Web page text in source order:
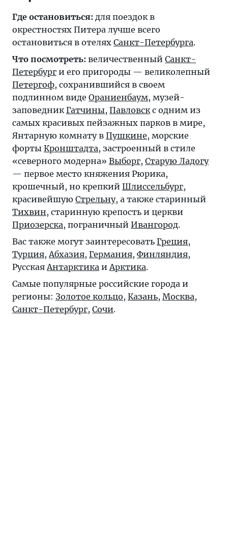
Где остановиться: для поездок в
окрестностях Питера лучше всего
остановиться в отелях Санкт-Петербурга.
Что посмотреть: величественный Санкт-
Петербург и его пригороды — великолепный
Петергоф, сохранившийся в своем
подлинном виде Ораниенбаум, музей-
заповедникГатчины, Павловскс одним из
самых красивых пейзажных парков в мире,
Янтарную комнату в Пушкине, морские
форты Кронштадта, застроенный в стиле
«северного модерна» Выборг, Старую Ладогу
— первое место княжения Рюрика,
крошечный, но крепкий Шлиссельбург,
красивейшую Стрельну, а также старинный
Тихвин, старинную крепость и церкви
Приозерска, пограничный Ивангород.
Вас также могут заинтересовать Греция,
Турция,Абхазия, Германия, Финляндия,
РусскаяАнтарктика иАрктика.
Самые популярные российские города и
регионы: Золотое кольцо, Казань, Москва,
Санкт-Петербург, Сочи.